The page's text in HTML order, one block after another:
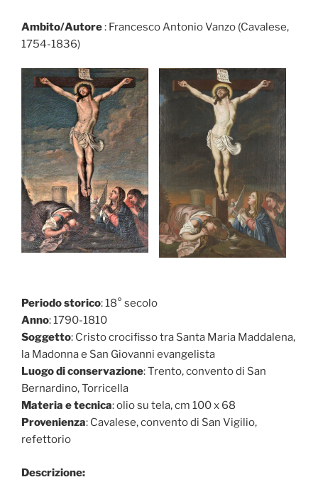
Ambito/Autore: Francesco Antonio Vanzo (Cavalese,
1754-1836)
Periodo storico: 18° secolo
Anno: 1790-1810
Soggetto: Cristo crocifisso tra Santa Maria Maddalena,
la Madonna e San Giovanni evangelista
Luogo di conservazione: Trento, convento di San
Bernardino, Torricella
Materia e tecnica: olio su tela, cm 100 x 68
Provenienza: Cavalese, convento di San Vigilio,
refettorio
Descrizione: